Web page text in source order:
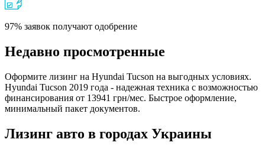
97% заявок получают одобрение
Недавно просмотренные
Оформите лизинг на Hyundai Tucson на выгодных условиях.
Hyundai Tucson 2019 года - надежная техника с возможностью
финансирования от 13941 грн/мес. Быстрое оформление,
минимальный пакет документов.
Лизинг авто в городах Украины